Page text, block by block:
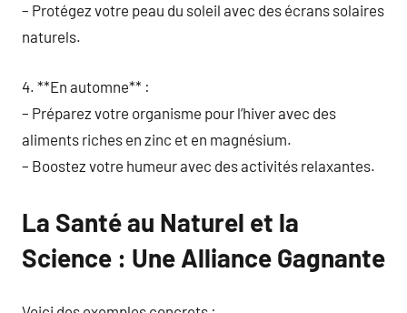
– Protégez votre peau du soleil avec des écrans solaires
naturels.
4. **En automne** :
– Préparez votre organisme pour l’hiver avec des
aliments riches en zinc et en magnésium.
– Boostez votre humeur avec des activités relaxantes.
La Santé au Naturel et la
Science : Une Alliance Gagnante